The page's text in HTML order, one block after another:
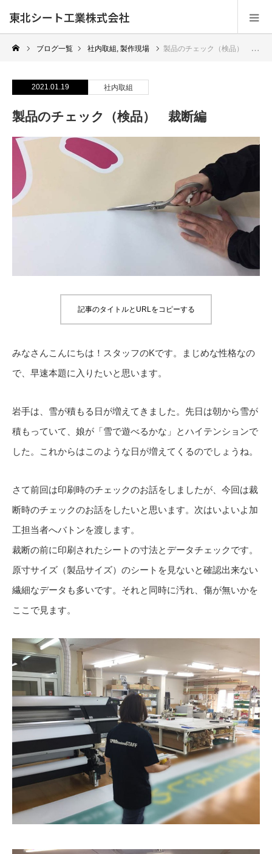
東北シート工業株式会社
ブログ一覧 社内取組 , 製作現場 製品のチェック（検品） 裁断編
2021.01.19 社内取組
製品のチェック（検品） 裁断編
記事のタイトルとURLをコピーする
みなさんこんにちは！スタッフのKです。まじめな性格なの
で、早速本題に入りたいと思います。
岩手は、雪が積もる日が増えてきました。先日は朝から雪が
積もっていて、娘が「雪で遊べるかな」とハイテンションで
した。これからはこのような日が増えてくるのでしょうね。
さて前回は印刷時のチェックのお話をしましたが、今回は裁
断時のチェックのお話をしたいと思います。次はいよいよ加
工担当者へバトンを渡します。
裁断の前に印刷されたシートの寸法とデータチェックです。
原寸サイズ（製品サイズ）のシートを見ないと確認出来ない
繊細なデータも多いです。それと同時に汚れ、傷が無いかを
ここで見ます。